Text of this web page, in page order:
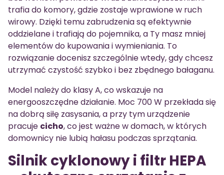
trafia do komory, gdzie zostaje wprawione w ruch
wirowy. Dzięki temu zabrudzenia są efektywnie
oddzielane i trafiają do pojemnika, a Ty masz mniej
elementów do kupowania i wymieniania. To
rozwiązanie docenisz szczególnie wtedy, gdy chcesz
utrzymać czystość szybko i bez zbędnego bałaganu.
Model należy do klasy A, co wskazuje na
energooszczędne działanie. Moc 700 W przekłada się
na dobrą siłę zasysania, a przy tym urządzenie
pracuje cicho, co jest ważne w domach, w których
domownicy nie lubią hałasu podczas sprzątania.
Silnik cyklonowy i filtr HEPA